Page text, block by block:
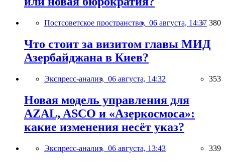
Постсоветское пространство, 06 августа, 14:37 380
Что стоит за визитом главы МИД
Азербайджана в Киев?
Экспресс-анализ, 06 августа, 14:32 353
Новая модель управления для
AZAL, ASCO и «Азеркосмоса»:
какие изменения несёт указ?
Экспресс-анализ, 06 августа, 13:43 339